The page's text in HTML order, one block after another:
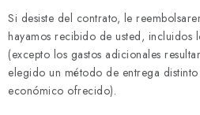
Si desiste del contrato, le
hayamos recibido de usted, incluidos
(excepto los gastos adicionales
elegido un método de entrega
económico ofrecido).